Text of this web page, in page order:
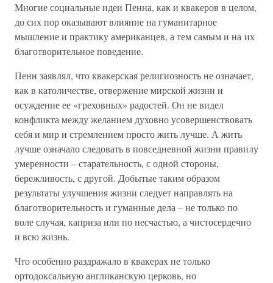
Многие социальные идеи Пенна, как и квакеров в целом,
до сих пор оказывают влияние на гуманитарное
мышление и практику американцев, а тем самым и на их
благотворительное поведение.
Пенн заявлял, что квакерская религиозность не означает,
как в католичестве, отвержение мирской жизни и
осуждение ее «греховных» радостей. Он не видел
конфликта между желанием духовно усовершенствовать
себя и мир и стремлением просто жить лучше. А жить
лучше означало следовать в повседневной жизни правилу
умеренности – старательность, с одной стороны,
бережливость, с другой. Добытые таким образом
результаты улучшения жизни следует направлять на
благотворительность и гуманные дела – не только по
воле случая, каприза или по несчастью, а чистосердечно
и всю жизнь.
Что особенно раздражало в квакерах не только
ортодоксальную англиканскую церковь, но